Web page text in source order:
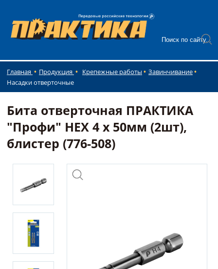
Главная Продукция Крепежные работы
Завинчивание
Насадки отверточные
Бита отверточная ПРАКТИКА
"Профи" HEX 4 х 50мм (2шт),
блистер (776-508)